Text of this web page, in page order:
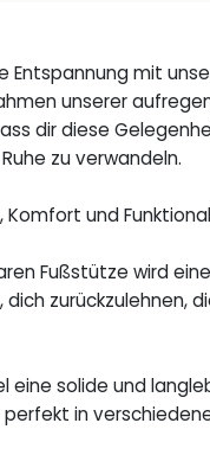
Entspannung mit
unserer
dir diese
zu verwandeln.
Komfort und
Fußstütze wird
zurückzulehnen,
solide und
in